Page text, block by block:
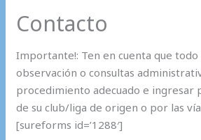
Contacto
Importante!: Ten en cuenta que todo
observación o consultas
procedimiento adecuado e ingresar
de su club/liga de origen o por las
[sureforms id=’1288′]